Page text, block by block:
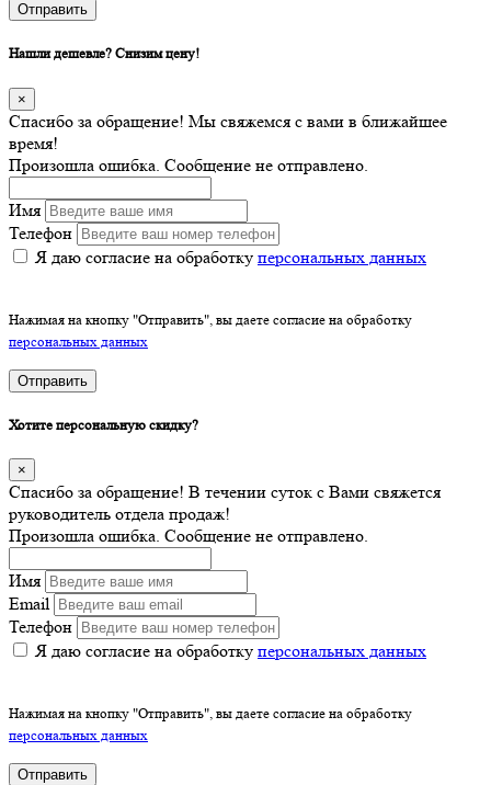
Отправить
Нашли дешевле? Снизим цену!
×
Спасибо за обращение! Мы свяжемся с вами в ближайшее
время!
Произошла ошибка. Сообщение не отправлено.
Имя
Телефон
Я даю согласие на обработку персональных данных
Нажимая на кнопку "Отправить", вы даете согласие на обработку
персональных данных
Отправить
Хотите персональную скидку?
×
Спасибо за обращение! В течении суток с Вами свяжется
руководитель отдела продаж!
Произошла ошибка. Сообщение не отправлено.
Имя
Email
Телефон
Я даю согласие на обработку персональных данных
Нажимая на кнопку "Отправить", вы даете согласие на обработку
персональных данных
Отправить